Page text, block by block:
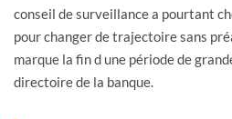
conseil de surveillance a pourtant
pour changer de trajectoire sans
marque la fin d une période de
directoire de la banque.